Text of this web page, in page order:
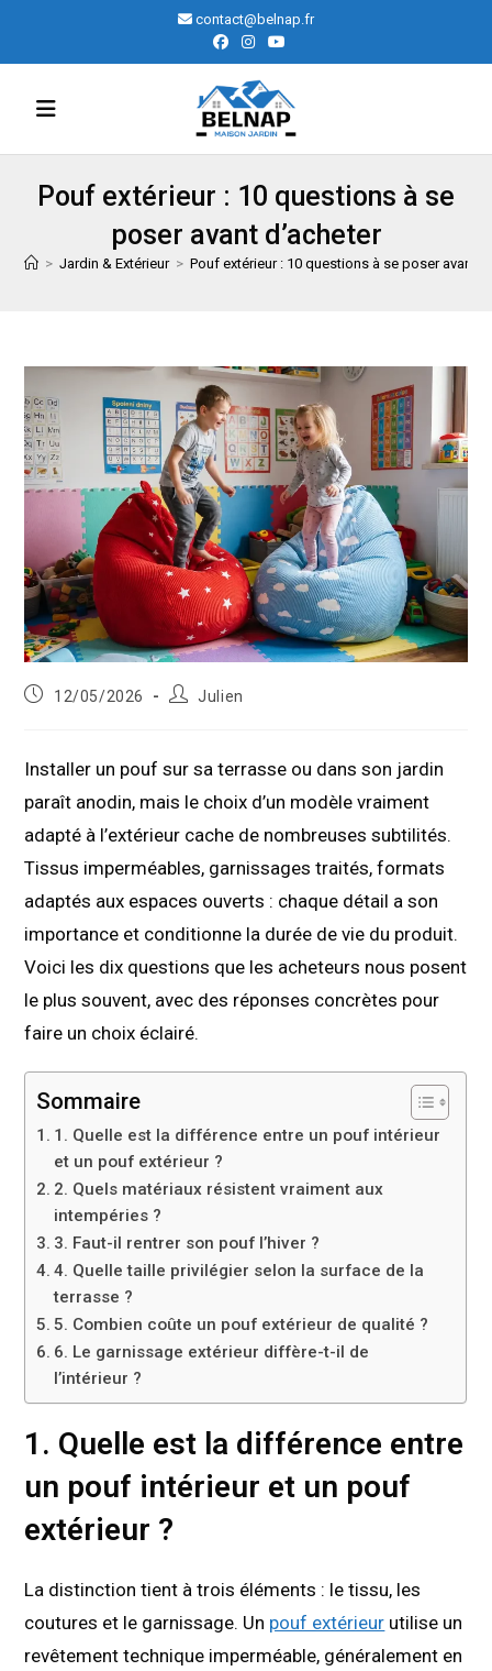
content
contact@belnap.fr
Pouf extérieur : 10 questions à se
poser avant d’acheter
> Jardin & Extérieur > Pouf extérieur : 10 questions à se poser avant
Publication
12/05/2026
Auteur/autrice
Julien
Installer un pouf sur sa terrasse ou dans son jardin
paraît anodin, mais le choix d’un modèle vraiment
adapté à l’extérieur cache de nombreuses subtilités.
Tissus imperméables, garnissages traités, formats
adaptés aux espaces ouverts : chaque détail a son
importance et conditionne la durée de vie du produit.
Voici les dix questions que les acheteurs nous posent
le plus souvent, avec des réponses concrètes pour
faire un choix éclairé.
Sommaire
1. Quelle est la différence entre un pouf intérieur
et un pouf extérieur ?
2. Quels matériaux résistent vraiment aux
intempéries ?
3. Faut-il rentrer son pouf l’hiver ?
4. Quelle taille privilégier selon la surface de la
terrasse ?
5. Combien coûte un pouf extérieur de qualité ?
6. Le garnissage extérieur diffère-t-il de
l’intérieur ?
1. Quelle est la différence entre
un pouf intérieur et un pouf
extérieur ?
La distinction tient à trois éléments : le tissu, les
coutures et le garnissage. Un pouf extérieur utilise un
revêtement technique imperméable, généralement en